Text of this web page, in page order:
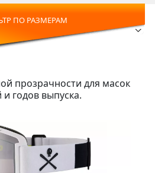
ПО РАЗМЕРАМ
прозрачности для масок
и годов выпуска.